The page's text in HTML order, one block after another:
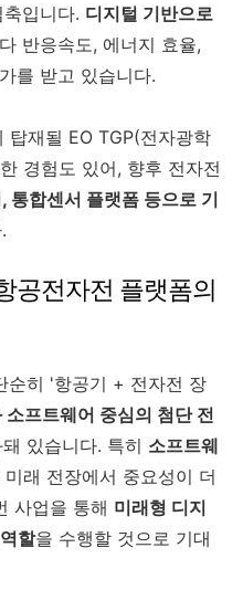
입니다. 디지털 기반으로
반응속도, 에너지 효율,
를 받고 있습니다.
탑재될 EO TGP(전자광학
경험도 있어, 향후 전자전
통합센서 플랫폼 등으로 기
공전자전 플랫폼의
순히 '항공기 + 전자전 장
소프트웨어 중심의 첨단 전
있습니다. 특히 소프트웨
미래 전장에서 중요성이 더
사업을 통해 미래형 디지
할을 수행할 것으로 기대